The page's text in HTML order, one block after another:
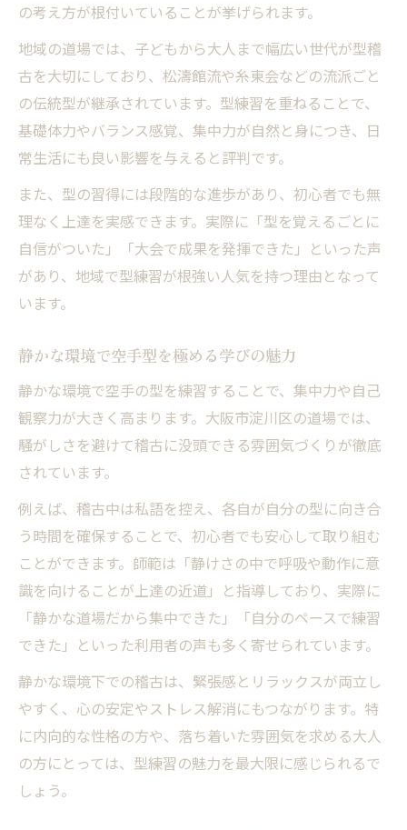
の考え方が根付いていることが挙げられます。
地域の道場では、子どもから大人まで幅広い世代が型稽
古を大切にしており、松濤館流や糸東会などの流派ごと
の伝統型が継承されています。型練習を重ねることで、
基礎体力やバランス感覚、集中力が自然と身につき、日
常生活にも良い影響を与えると評判です。
また、型の習得には段階的な進歩があり、初心者でも無
理なく上達を実感できます。実際に「型を覚えるごとに
自信がついた」「大会で成果を発揮できた」といった声
があり、地域で型練習が根強い人気を持つ理由となって
います。
静かな環境で空手型を極める学びの魅力
静かな環境で空手の型を練習することで、集中力や自己
観察力が大きく高まります。大阪市淀川区の道場では、
騒がしさを避けて稽古に没頭できる雰囲気づくりが徹底
されています。
例えば、稽古中は私語を控え、各自が自分の型に向き合
う時間を確保することで、初心者でも安心して取り組む
ことができます。師範は「静けさの中で呼吸や動作に意
識を向けることが上達の近道」と指導しており、実際に
「静かな道場だから集中できた」「自分のペースで練習
できた」といった利用者の声も多く寄せられています。
静かな環境下での稽古は、緊張感とリラックスが両立し
やすく、心の安定やストレス解消にもつながります。特
に内向的な性格の方や、落ち着いた雰囲気を求める大人
の方にとっては、型練習の魅力を最大限に感じられるで
しょう。